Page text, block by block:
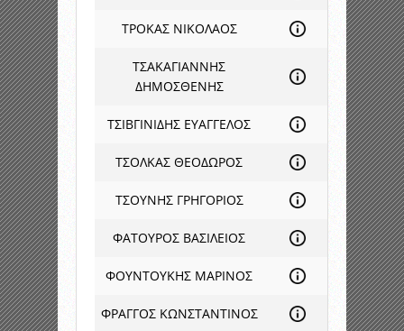
ΤΡΟΚΑΣ ΝΙΚΟΛΑΟΣ
ΤΣΑΚΑΓΙΑΝΝΗΣ
ΔΗΜΟΣΘΕΝΗΣ
ΤΣΙΒΓΙΝΙΔΗΣ ΕΥΑΓΓΕΛΟΣ
ΤΣΟΛΚΑΣ ΘΕΟΔΩΡΟΣ
ΤΣΟΥΝΗΣ ΓΡΗΓΟΡΙΟΣ
ΦΑΤΟΥΡΟΣ ΒΑΣΙΛΕΙΟΣ
ΦΟΥΝΤΟΥΚΗΣ ΜΑΡΙΝΟΣ
ΦΡΑΓΓΟΣ ΚΩΝΣΤΑΝΤΙΝΟΣ